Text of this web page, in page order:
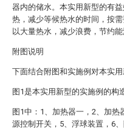
器内的储水。本实用新型的有
热，减少等候热水的时间，按
以大量热水，减少浪费，节约能
附图说明
下面结合附图和实施例对本实用
图1是本实用新型的实施例的构
图1中：1、加热器一，2、加热
源控制开关，5、浮球装置，6